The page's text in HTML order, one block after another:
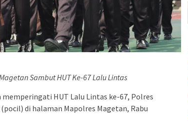
Sambut HUT Ke-67 Lalu Lintas
memperingati HUT Lalu Lintas ke-67, Polres
di halaman Mapolres Magetan, Rabu